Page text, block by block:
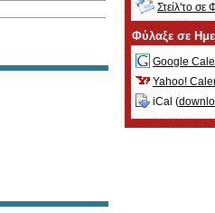
Στείλ'το σε
Φύλαξε σε
Google
Yahoo!
iCal (